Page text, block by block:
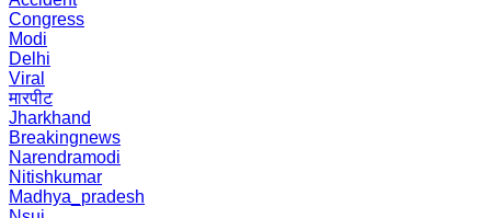
Congress
Modi
Delhi
Viral
मारपीट
Jharkhand
Breakingnews
Narendramodi
Nitishkumar
Madhya_pradesh